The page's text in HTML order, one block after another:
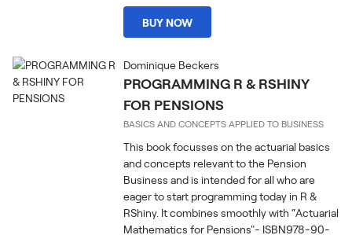
BUY NOW
Dominique Beckers
PROGRAMMING R & RSHINY
FOR PENSIONS
BASICS AND CONCEPTS APPLIED TO BUSINESS
This book focusses on the actuarial basics
and concepts relevant to the Pension
Business and is intended for all who are
eager to start programming today in R &
RShiny. It combines smoothly with “Actuarial
Mathematics for Pensions"- ISBN978-90-